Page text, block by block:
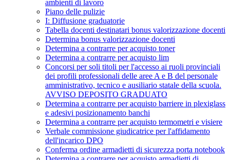
ambienti di lavoro
Piano delle pulizie
I: Diffusione graduatorie
Tabella docenti destinatari bonus valorizzazione docenti
Determina bonus valorizzazione docenti
Determina a contrarre per acquisto toner
Determina a contrarre per acquisto lim
Concorsi per soli titoli per l'accesso ai ruoli provinciali
dei profili professionali delle aree A e B del personale
amministrativo, tecnico e ausiliario statale della scuola.
AVVISO DEPOSITO GRADUATO
Determina a contrarre per acquisto barriere in plexiglass
e adesivi posizionamento banchi
Determina a contrarre per acquisto termometri e visiere
Verbale commissione giudicatrice per l'affidamento
dell'incarico DPO
Conferma ordine armadietti di sicurezza porta notebook